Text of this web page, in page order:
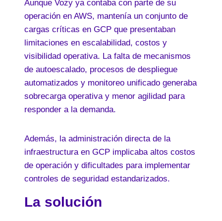
Aunque Vozy ya contaba con parte de su
operación en AWS, mantenía un conjunto de
cargas críticas en GCP que presentaban
limitaciones en escalabilidad, costos y
visibilidad operativa. La falta de mecanismos
de autoescalado, procesos de despliegue
automatizados y monitoreo unificado generaba
sobrecarga operativa y menor agilidad para
responder a la demanda.
Además, la administración directa de la
infraestructura en GCP implicaba altos costos
de operación y dificultades para implementar
controles de seguridad estandarizados.
La solución